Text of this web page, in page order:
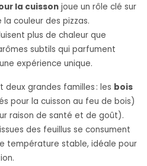
la cuisson joue un rôle clé sur
couleur des pizzas.
plus de chaleur que
subtils qui parfument
expérience unique.
deux grandes familles : les bois
pour la cuisson au feu de bois)
raison de santé et de goût).
issues des feuillus se consument
température stable, idéale pour